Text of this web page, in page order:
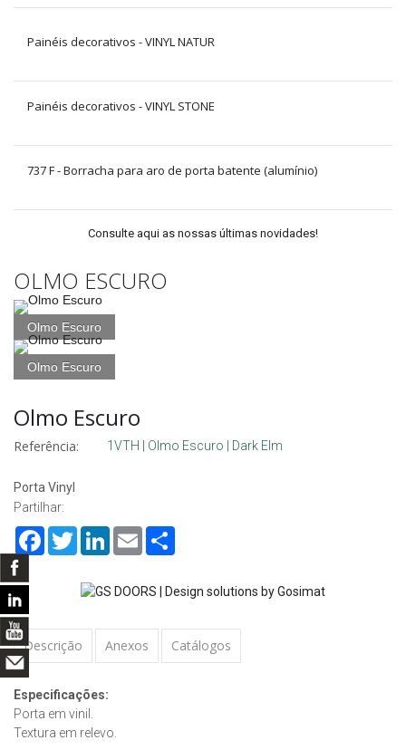
Painéis decorativos - VINYL NATUR
Painéis decorativos - VINYL STONE
737 F - Borracha para aro de porta batente (alumínio)
Consulte aqui as nossas últimas novidades!
OLMO ESCURO
Olmo Escuro
Olmo Escuro
Olmo Escuro
Referência: 1VTH | Olmo Escuro | Dark Elm
Porta Vinyl
Partilhar:
FacebookTwitterLinkedInEmail
Descrição Anexos Catálogos
Especificações:
Porta em vinil.
Textura em relevo.